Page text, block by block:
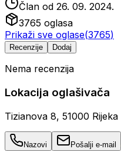
Član od 26. 09. 2024.
3765 oglasa
Prikaži sve oglase(3765)
Recenzije Dodaj
Nema recenzija
Lokacija oglašivača
Tizianova 8, 51000 Rijeka
Nazovi Pošalji e-mail